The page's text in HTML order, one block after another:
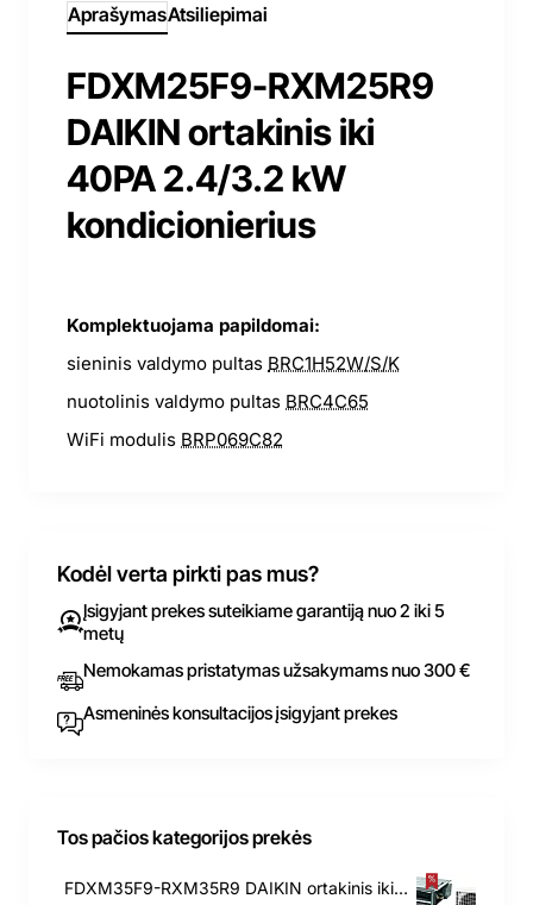
AprašymasAtsiliepimai
FDXM25F9-RXM25R9
DAIKIN ortakinis iki
40PA 2.4/3.2 kW
kondicionierius
Komplektuojama papildomai:
sieninis valdymo pultas BRC1H52W/S/K
nuotolinis valdymo pultas BRC4C65
WiFi modulis BRP069C82
Kodėl verta pirkti pas mus?
Įsigyjant prekes suteikiame garantiją nuo 2 iki 5
metų
Nemokamas pristatymas užsakymams nuo 300 €
Asmeninės konsultacijos įsigyjant prekes
Tos pačios kategorijos prekės
FDXM35F9-RXM35R9 DAIKIN ortakinis iki 40PA 3.4/4.0 kW kondicionierius